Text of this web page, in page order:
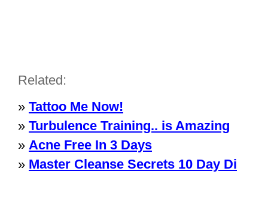
Related:
» Tattoo Me Now!
» Turbulence Training.. is Amazing
» Acne Free In 3 Days
» Master Cleanse Secrets 10 Day Di